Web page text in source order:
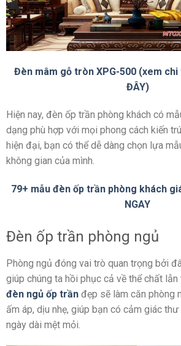
Đèn mâm gỗ tròn XPG-500 (xem
ĐÂY)
Hiện nay, đèn ốp trần phòng khách có
dạng phù hợp với mọi phong cách kiến
hiện đại, bạn có thể dễ dàng chọn lựa
không gian của mình.
79+ mẫu đèn ốp trần phòng khách
NGAY
Đèn ốp trần phòng ngủ
Phòng ngủ đóng vai trò quan trọng bởi
giúp chúng ta hồi phục cả về thể chất
đèn ngủ ốp trầnđẹp sẽ làm căn phòng
ấm áp, dịu nhẹ, giúp bạn có cảm giác thư
ngày dài mệt mỏi.